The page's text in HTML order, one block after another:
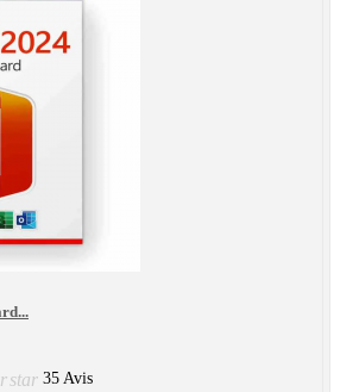
star 35 Avis